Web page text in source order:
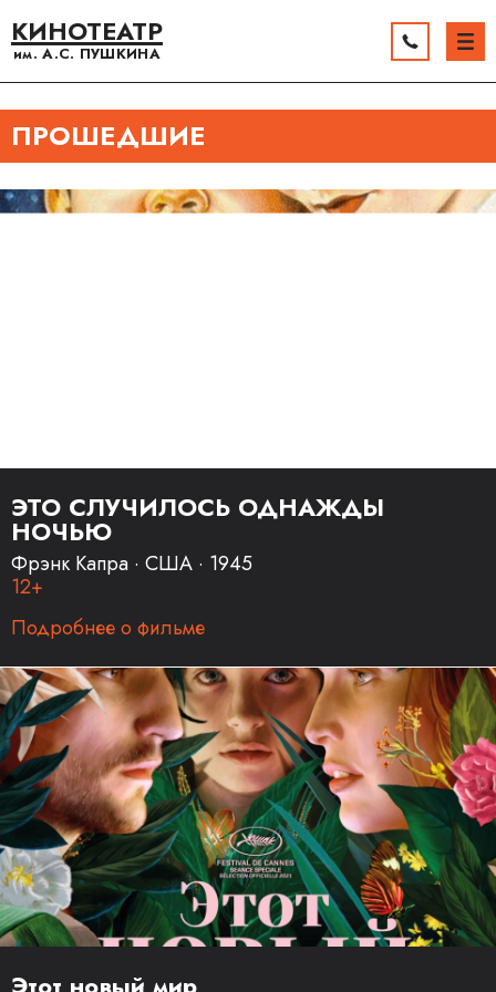
КИНОТЕАТР
им. А.С. ПУШКИНА
ПРОШЕДШИЕ
ЭТО СЛУЧИЛОСЬ ОДНАЖДЫ
НОЧЬЮ
Фрэнк Капра · США · 1945
12+
Подробнее о фильме